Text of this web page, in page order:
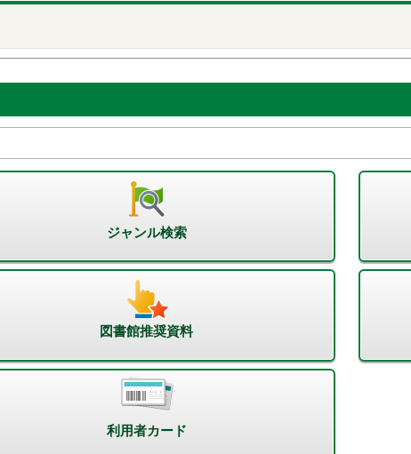
ジャンル検索
図書館推奨資料
利用者カード